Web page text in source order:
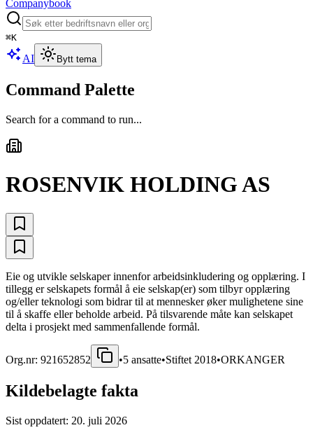
Companybook
⌘K
AI Bytt tema
Command Palette
Search for a command to run...
ROSENVIK HOLDING AS
Eie og utvikle selskaper innenfor arbeidsinkludering og opplæring. I
tillegg er selskapets formål å eie selskap(er) som tilbyr opplæring
og/eller teknologi som bidrar til at mennesker øker mulighetene sine
til å skaffe eller beholde arbeid. På tilsvarende måte kan selskapet
delta i prosjekt med sammenfallende formål.
Org.nr: 921652852 •5 ansatte•Stiftet 2018•ORKANGER
Kildebelagte fakta
Sist oppdatert: 20. juli 2026